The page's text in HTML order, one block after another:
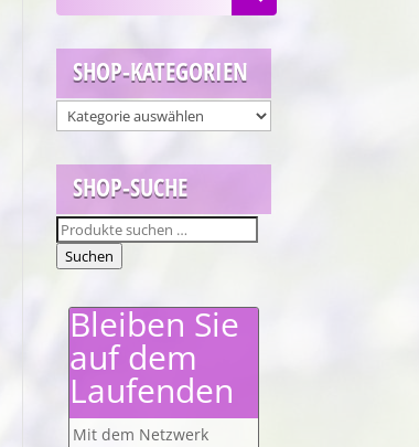
SHOP-KATEGORIEN
SHOP-SUCHE
Suchen
nach:
Suchen
Bleiben Sie
auf dem
Laufenden
Mit dem Netzwerk